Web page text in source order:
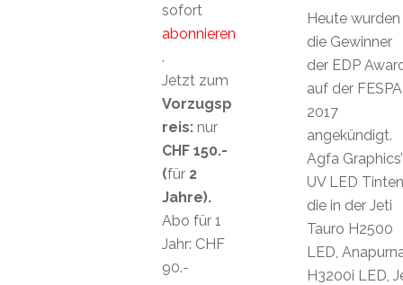
Heute wurden
die Gewinner
der EDP
auf der FESPA
2017
angekündigt.
Agfa Graphics’
UV LED
die in der Jeti
Tauro H2500
LED,
H3200i LED,
sofort
abonnieren
.
Jetzt zum
Vorzugsp
reis: nur
CHF 150.-
(für 2
Jahre).
Abo für 1
Jahr: CHF
90.-